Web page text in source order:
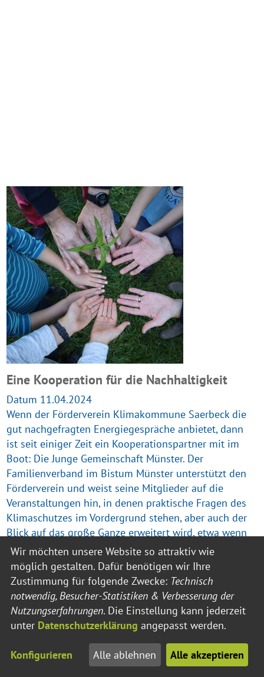
Eine Kooperation für die Nachhaltigkeit
Datum 11.04.2024
Wenn der Förderverein Klimakommune Saerbeck die
gut nachgefragten Energiegespräche anbietet, dann
ist seit einiger Zeit ein Kooperationspartner mit im
Boot: Die Junge Gemeinschaft Münster. Der
Familienverband im Bistum Münster unterstützt den
Förderverein und weist seine Mitglieder auf die
Veranstaltungen hin, in denen praktische Fragen des
Klimaschutzes im Vordergrund stehen, aber auch der
Blick auf das große Ganze erweitert wird, etwa wenn
die Klimakonferenz in Dubai zum Thema wird.
Wir möchten unsere Website so attraktiv wie
möglich gestalten. Dafür benötigen wir Ihre
Zustimmung für folgende Zwecke: Technisch
notwendig, Besucher-Statistiken & Verbesserung der
Nutzungserfahrungen. Die Einstellung kann jederzeit
unter Datenschutzerklärung angepasst werden.
Konfigurieren Alle ablehnen Alle akzeptieren